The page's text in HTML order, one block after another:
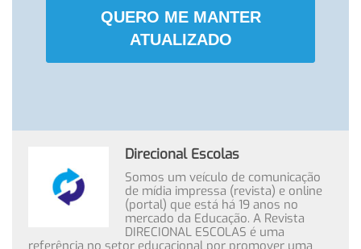
QUERO ME MANTER
ATUALIZADO
Direcional Escolas
Somos um veículo de comunicação
de mídia impressa (revista) e online
(portal) que está há 19 anos no
mercado da Educação. A Revista
DIRECIONAL ESCOLAS é uma
referência no setor educacional por promover uma